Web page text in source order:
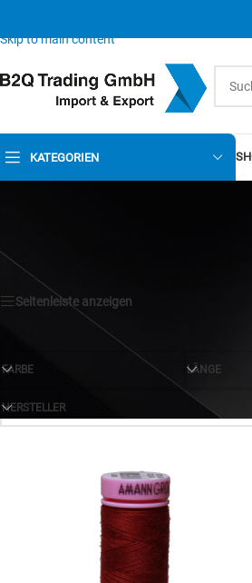
Skip to main content
KATEGORIEN
Seitenleiste anzeigen
FARBE LÄNGE
HERSTELLER